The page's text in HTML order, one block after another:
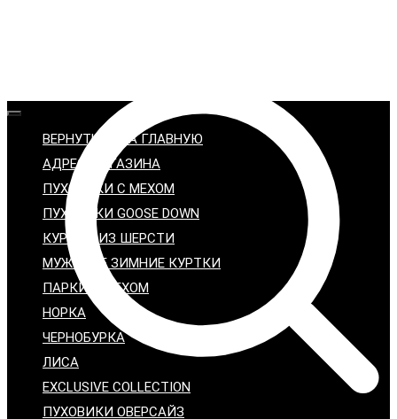
ВЕРНУТЬСЯ НА ГЛАВНУЮ
АДРЕС МАГАЗИНА
ПУХОВИКИ С МЕХОМ
ПУХОВИКИ GOOSE DOWN
КУРТКИ ИЗ ШЕРСТИ
МУЖСКИЕ ЗИМНИЕ КУРТКИ
ПАРКИ С МЕХОМ
НОРКА
ЧЕРНОБУРКА
ЛИСА
EXCLUSIVE COLLECTION
ПУХОВИКИ ОВЕРСАЙЗ